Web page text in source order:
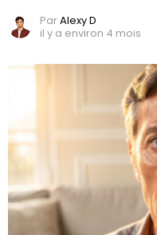
ParAlexy D
il y a environ 4 mois